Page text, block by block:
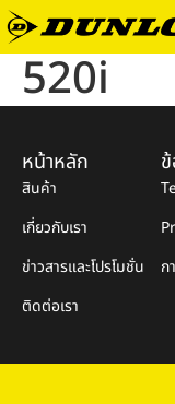
520i
หน้าหลัก
สินค้า
เกี่ยวกับเรา
ข่าวสารและโปรโมชั่น
ติดต่อเรา
ก